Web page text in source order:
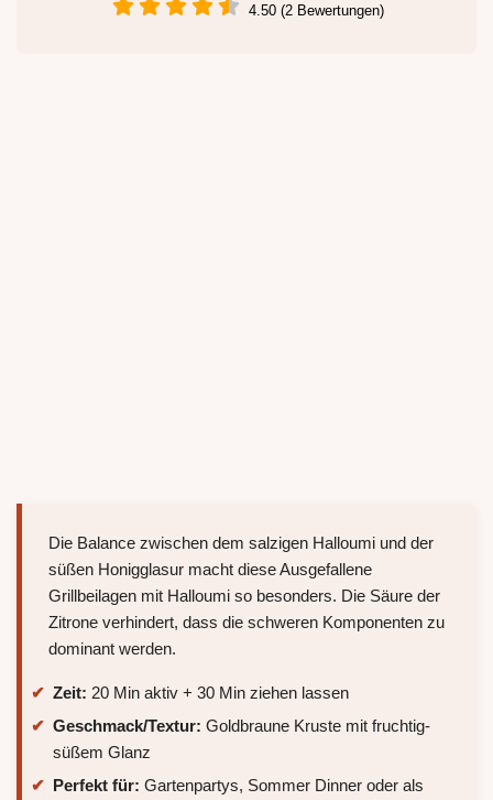
4.50 (2 Bewertungen)
Die Balance zwischen dem salzigen Halloumi und der
süßen Honigglasur macht diese Ausgefallene
Grillbeilagen mit Halloumi so besonders. Die Säure der
Zitrone verhindert, dass die schweren Komponenten zu
dominant werden.
Zeit: 20 Min aktiv + 30 Min ziehen lassen
Geschmack/Textur: Goldbraune Kruste mit fruchtig-
süßem Glanz
Perfekt für: Gartenpartys, Sommer Dinner oder als